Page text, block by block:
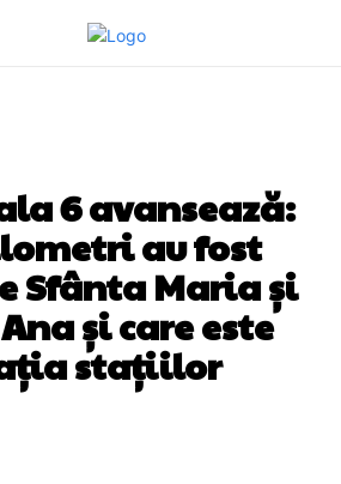
6 avansează:
au fost
Sfânta Maria și
și care este
stațiilor